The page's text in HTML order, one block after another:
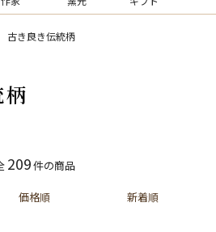
古き良き伝統柄
209件の商品
価格順 新着順